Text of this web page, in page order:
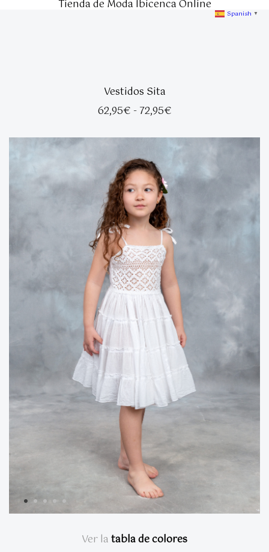
Tienda de Moda Ibicenca Online
Vestidos Sita
62,95€ - 72,95€Rango
precios:
62,95€
Ver latabla de colores
Spanish ▼